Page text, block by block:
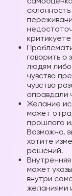
говорить о
людям
чувство
чувство
оправдали
Желание
может
прошлого
Возможно,
хотите
решений.
может
внутри
желаниями